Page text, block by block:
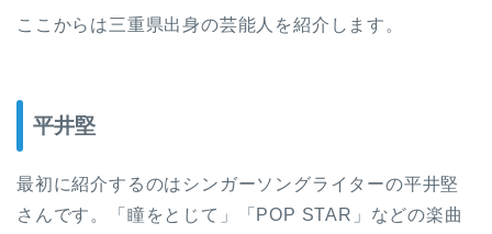
ここからは三重県出身の芸能人を紹介します。
平井堅
最初に紹介するのはシンガーソングライターの平井堅
さんです。「瞳をとじて」「POP STAR」などの楽曲